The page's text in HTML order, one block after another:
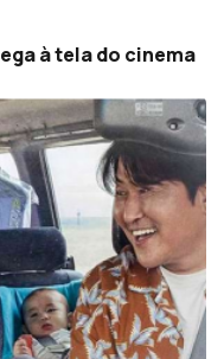
à tela do cinema